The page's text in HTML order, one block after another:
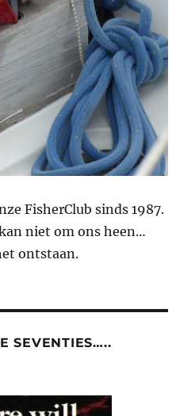
FisherClub sinds 1987.
niet om ons heen…
ontstaan.
SEVENTIES…..